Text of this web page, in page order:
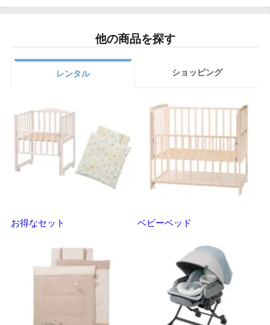
他の商品を探す
レンタル ショッピング
お得なセット ベビーベッド